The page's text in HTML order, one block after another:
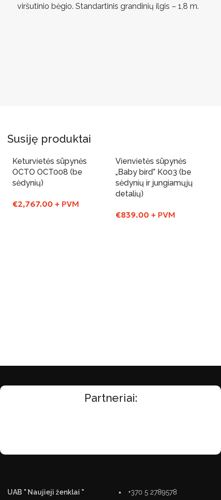
viršutinio bėgio. Standartinis grandinių ilgis – 1,8 m.
Susiję produktai
Keturvietės sūpynės
OCTO OCT008 (be
sėdynių)
€2,767.00 + PVM
Vienvietės sūpynės
„Baby bird” K003 (be
sėdynių ir jungiamųjų
detalių)
€839.00 + PVM
Partneriai:
UAB " Naujieji ženklai "
+370 5 2789578